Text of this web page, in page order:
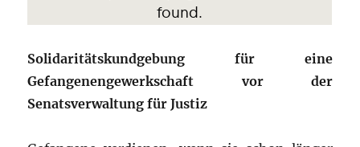
Solidaritätskundgebung für eine
Gefangenengewerkschaft vor der
Senatsverwaltung für Justiz